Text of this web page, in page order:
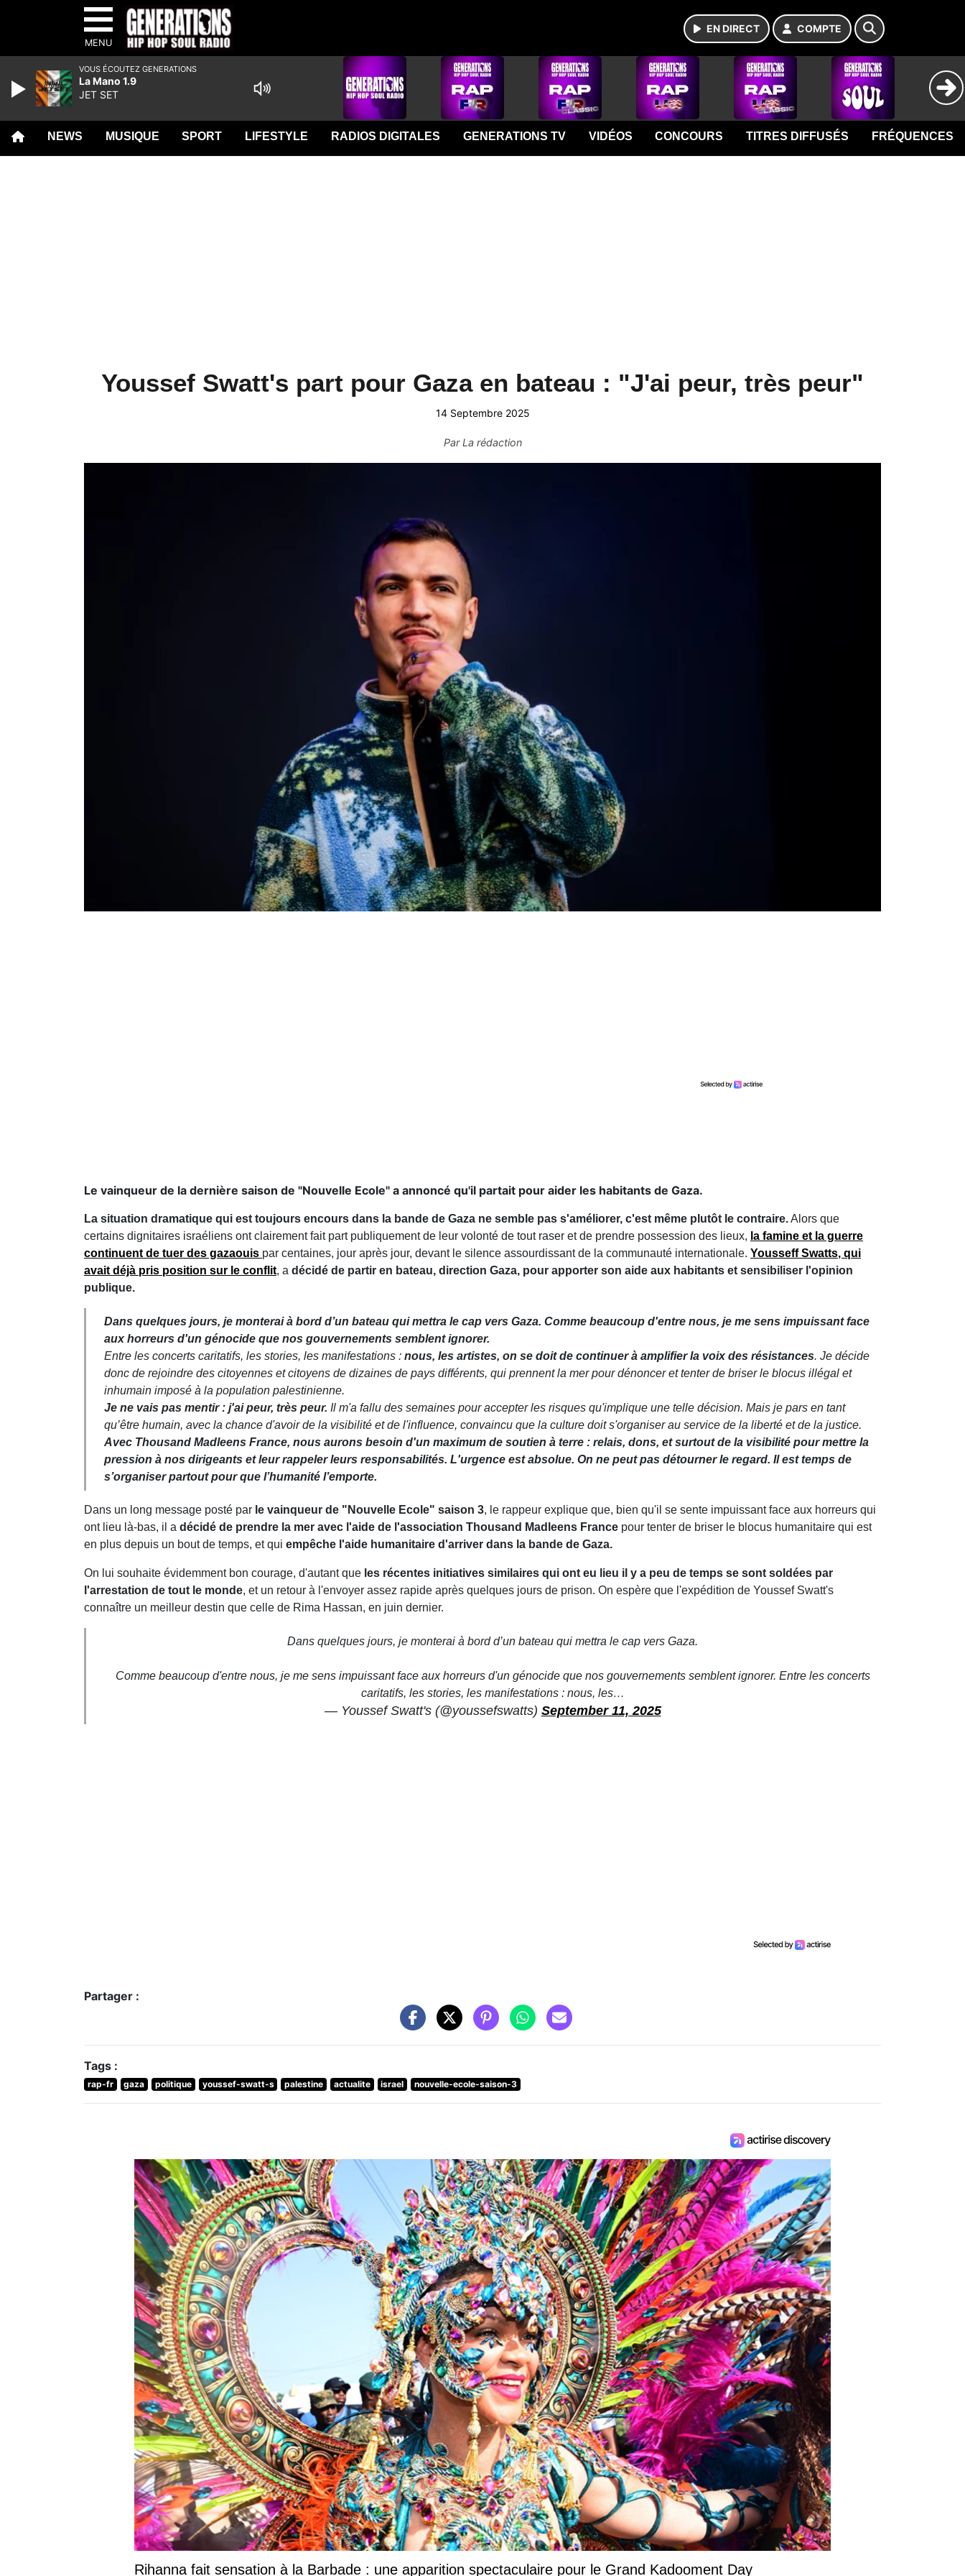
MENU
EN DIRECT COMPTE
NEWS MUSIQUE SPORT LIFESTYLE RADIOS DIGITALES GENERATIONS TV VIDÉOS CONCOURS TITRES DIFFUSÉS FRÉQUENCES
Youssef Swatt's part pour Gaza en bateau : "J'ai peur, très peur"
14 Septembre 2025
ParLa rédaction
Le vainqueur de la dernière saison de "Nouvelle Ecole" a annoncé qu'il partait pour aider les habitants de Gaza.
La situation dramatique qui est toujours encours dans la bande de Gaza ne semble pas s'améliorer, c'est même plutôt le contraire.Alors que
certains dignitaires israéliens ont clairement fait part publiquement de leur volonté de tout raser et de prendre possession des lieux, la famine et la guerre
continuent de tuer des gazaouis par centaines, jour après jour, devant le silence assourdissant de la communauté internationale. Yousseff Swatts, qui
avait déjà pris position sur le conflit, a décidé de partir en bateau, direction Gaza, pour apporter son aide aux habitants et sensibiliser l'opinion
publique.
Dans quelques jours, je monterai à bord d’un bateau qui mettra le cap vers Gaza. Comme beaucoup d'entre nous, je me sens impuissant face
aux horreurs d'un génocide que nos gouvernements semblent ignorer.
Entre les concerts caritatifs, les stories, les manifestations : nous, les artistes, on se doit de continuer à amplifier la voix des résistances. Je décide
donc de rejoindre des citoyennes et citoyens de dizaines de pays différents, qui prennent la mer pour dénoncer et tenter de briser le blocus illégal et
inhumain imposé à la population palestinienne.
Je ne vais pas mentir : j'ai peur, très peur. Il m'a fallu des semaines pour accepter les risques qu'implique une telle décision. Mais je pars en tant
qu’être humain, avec la chance d'avoir de la visibilité et de l'influence, convaincu que la culture doit s'organiser au service de la liberté et de la justice.
Avec Thousand Madleens France, nous aurons besoin d'un maximum de soutien à terre : relais, dons, et surtout de la visibilité pour mettre la
pression à nos dirigeants et leur rappeler leurs responsabilités. L'urgence est absolue. On ne peut pas détourner le regard. Il est temps de
s’organiser partout pour que l’humanité l’emporte.
Dans un long message posté par le vainqueur de "Nouvelle Ecole" saison 3, le rappeur explique que, bien qu'il se sente impuissant face aux horreurs qui
ont lieu là-bas, il a décidé de prendre la mer avec l'aide de l'association Thousand Madleens France pour tenter de briser le blocus humanitaire qui est
en plus depuis un bout de temps, et qui empêche l'aide humanitaire d'arriver dans la bande de Gaza.
On lui souhaite évidemment bon courage, d'autant que les récentes initiatives similaires qui ont eu lieu il y a peu de temps se sont soldées par
l'arrestation de tout le monde, et un retour à l'envoyer assez rapide après quelques jours de prison. On espère que l'expédition de Youssef Swatt's
connaître un meilleur destin que celle de Rima Hassan, en juin dernier.
Dans quelques jours, je monterai à bord d’un bateau qui mettra le cap vers Gaza.
Comme beaucoup d'entre nous, je me sens impuissant face aux horreurs d'un génocide que nos gouvernements semblent ignorer. Entre les concerts
caritatifs, les stories, les manifestations : nous, les…
— Youssef Swatt's (@youssefswatts) September 11, 2025
Partager :
Tags :
rap-fr gaza politique youssef-swatt-s palestine actualite israel nouvelle-ecole-saison-3
Rihanna fait sensation à la Barbade : une apparition spectaculaire pour le Grand Kadooment Day
VOUS ÉCOUTEZ GENERATIONS
La Mano 1.9
JET SET